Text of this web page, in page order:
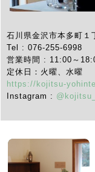
石川県金沢市本多町１
Tel : 076-255-6998
営業時間 : 11:00～
定休日：火曜、水曜
https://kojitsu-
Instagram :